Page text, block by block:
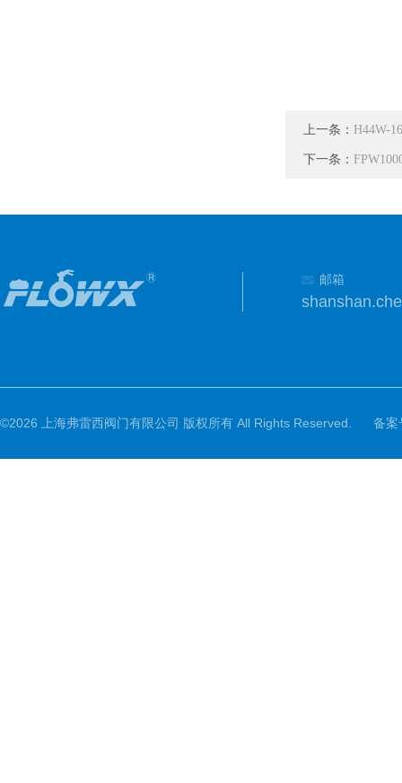
上一条： H44W-
下一条：
邮箱
©2026 上海弗雷西阀门有限公司 版权所有 All Rights Reserved. 备案